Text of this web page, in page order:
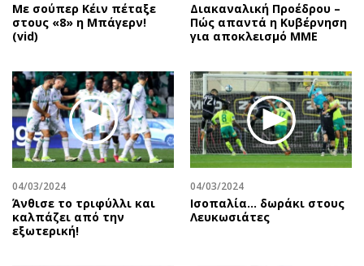
Με σούπερ Κέιν πέταξε
στους «8» η Μπάγερν!
(vid)
Διακαναλική Προέδρου –
Πώς απαντά η Κυβέρνηση
για αποκλεισμό ΜΜΕ
04/03/2024
Άνθισε το τριφύλλι και
καλπάζει από την
εξωτερική!
04/03/2024
Ισοπαλία… δωράκι στους
Λευκωσιάτες